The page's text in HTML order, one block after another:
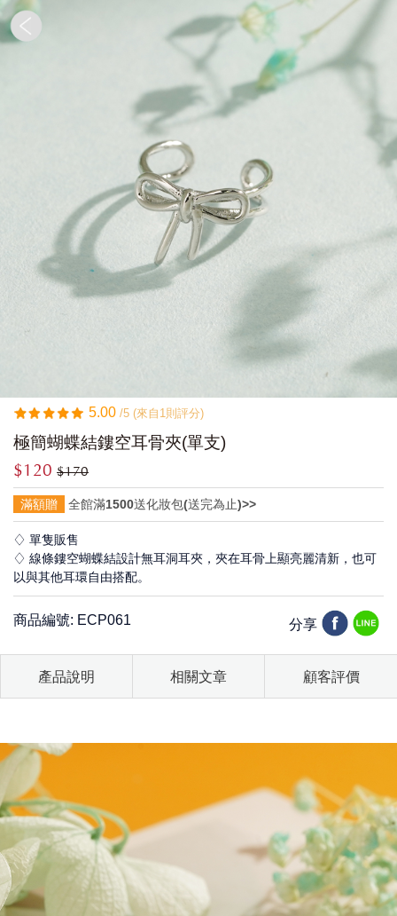
5.00 /5 (來自1則評分)
極簡蝴蝶結鏤空耳骨夾(單支)
$120 $170
滿額贈 全館滿1500送化妝包(送完為止)>>
♢ 單隻販售
♢ 線條鏤空蝴蝶結設計無耳洞耳夾，夾在耳骨上顯亮麗清新，也可
以與其他耳環自由搭配。
商品編號: ECP061 分享
產品說明 相關文章 顧客評價